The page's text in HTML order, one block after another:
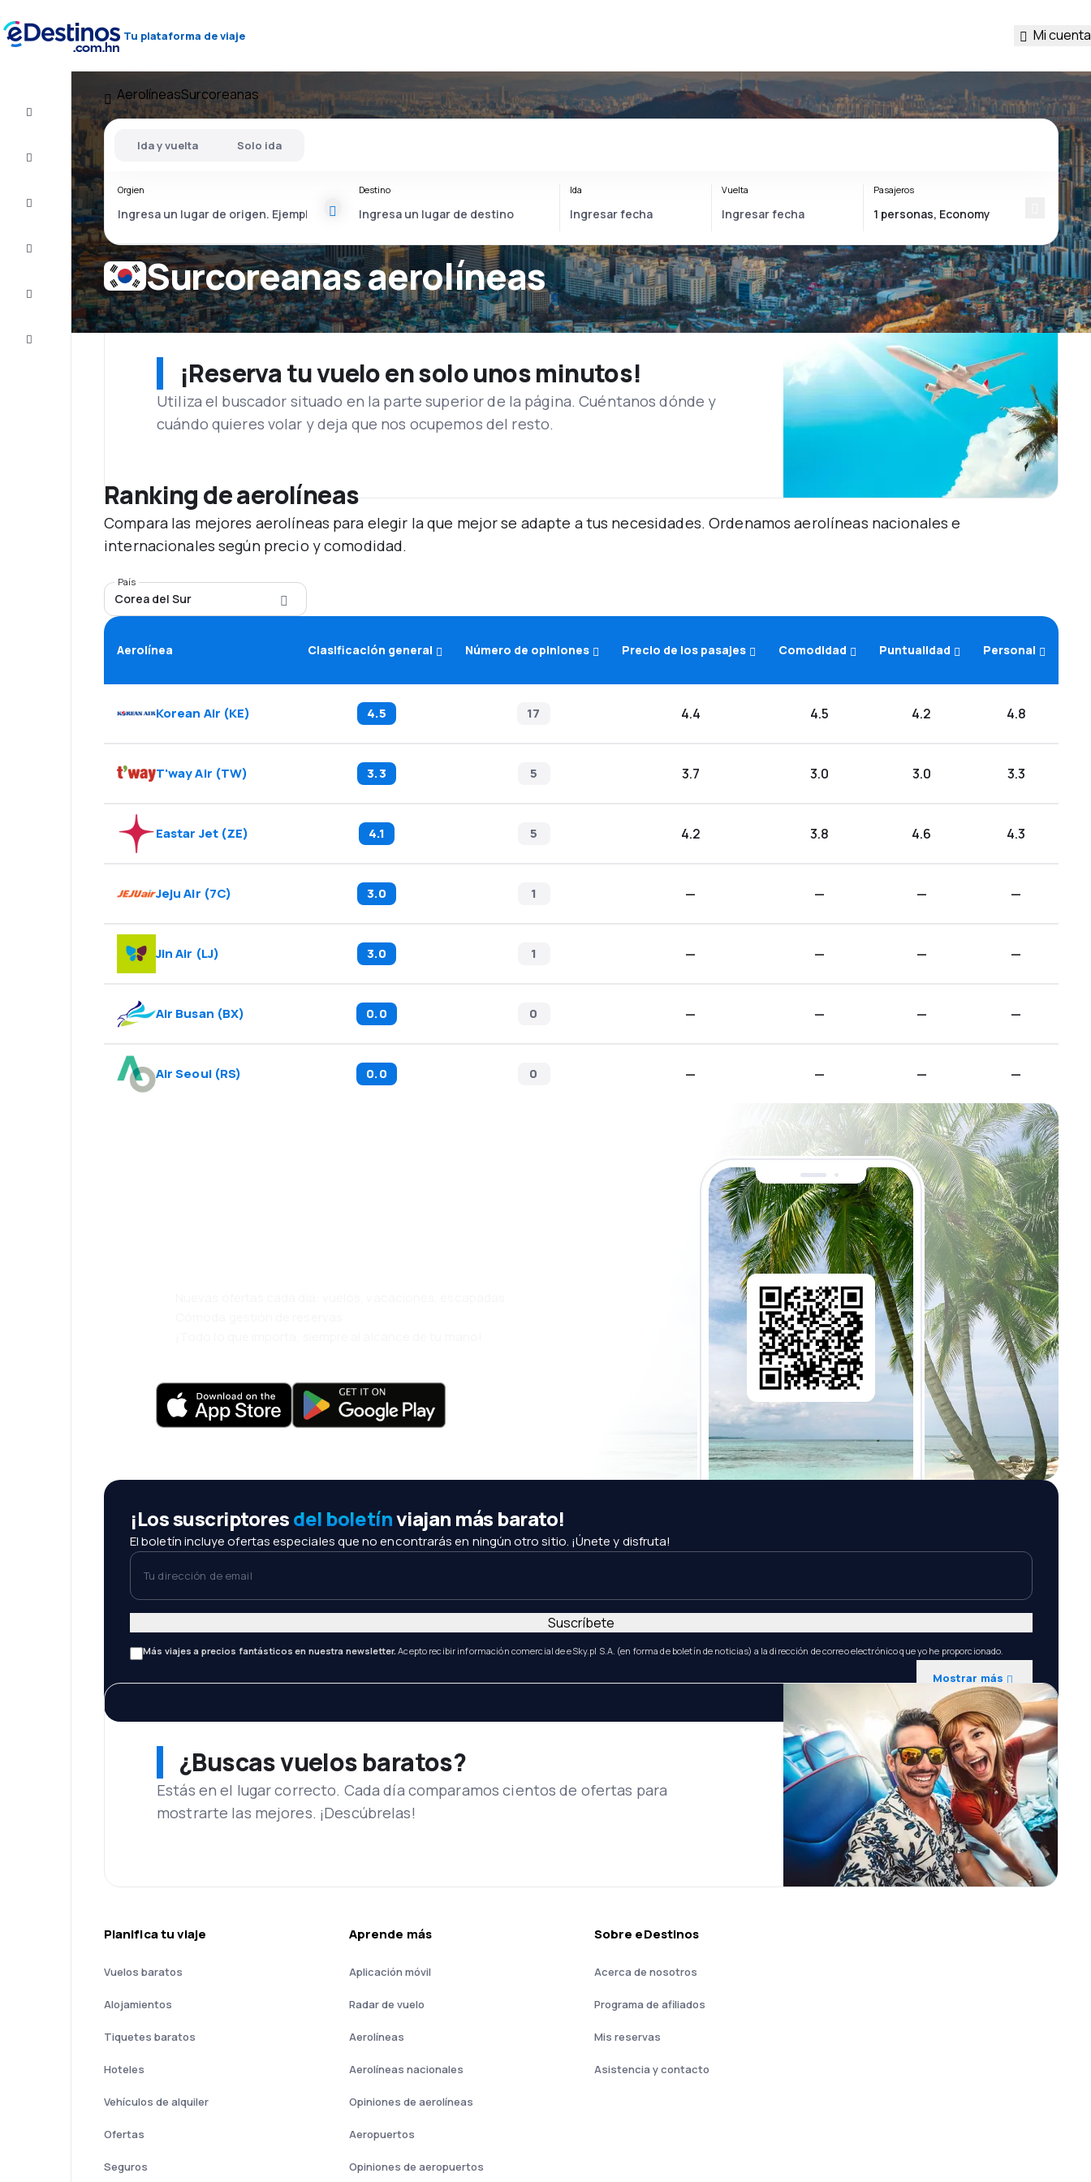
Tu plataforma de viaje Mi cuenta
Alojamientos
Ofertas
Completa
el viaje
Inspiración
y consejos
Atención
AerolíneasSurcoreanas
Surcoreanas aerolíneas
Ida y vuelta Solo ida
Orgien Destino Ida Vuelta Pasajeros
¡Reserva tu vuelo en solo unos minutos!
Utiliza el buscador situado en la parte superior de la página. Cuéntanos dónde y
cuándo quieres volar y deja que nos ocupemos del resto.
Ranking de aerolíneas
Compara las mejores aerolíneas para elegir la que mejor se adapte a tus necesidades. Ordenamos aerolíneas nacionales e
internacionales según precio y comodidad.
País
Corea del Sur
Aerolínea Clasificación general Número de opiniones Precio de los pasajes Comodidad Puntualidad Personal
Korean Air (KE) 4.5 17 4.4 4.5 4.2 4.8
T'way Air (TW) 3.3 5 3.7 3.0 3.0 3.3
Eastar Jet(ZE) 4.1 5 4.2 3.8 4.6 4.3
Jeju Air (7C) 3.0 1 — — — —
Jin Air (LJ) 3.0 1 — — — —
Air Busan (BX) 0.0 0 — — — —
Air Seoul(RS) 0.0 0 — — — —
¡Los suscriptoresdel boletínviajan más barato!
El boletín incluye ofertas especiales que no encontrarás en ningún otro sitio. ¡Únete y disfruta!
Tu dirección de email
Más viajes a precios fantásticos en nuestra newsletter. Acepto recibir información comercial de eSky.pl S.A. (en forma de boletín de noticias) a la dirección de correo electrónico que yo he proporcionado.
Mostrar más
Suscríbete
¿Buscas vuelos baratos?
Estás en el lugar correcto. Cada día comparamos cientos de ofertas para
mostrarte las mejores. ¡Descúbrelas!
Planifica tu viaje
Vuelos baratos
Alojamientos
Tiquetes baratos
Hoteles
Vehículos de alquiler
Ofertas
Seguros
Aprende más
Aplicación móvil
Radar de vuelo
Aerolíneas
Aerolíneas nacionales
Opiniones de aerolíneas
Aeropuertos
Opiniones de aeropuertos
Sobre eDestinos
Acerca de nosotros
Programa de afiliados
Mis reservas
Asistencia y contacto